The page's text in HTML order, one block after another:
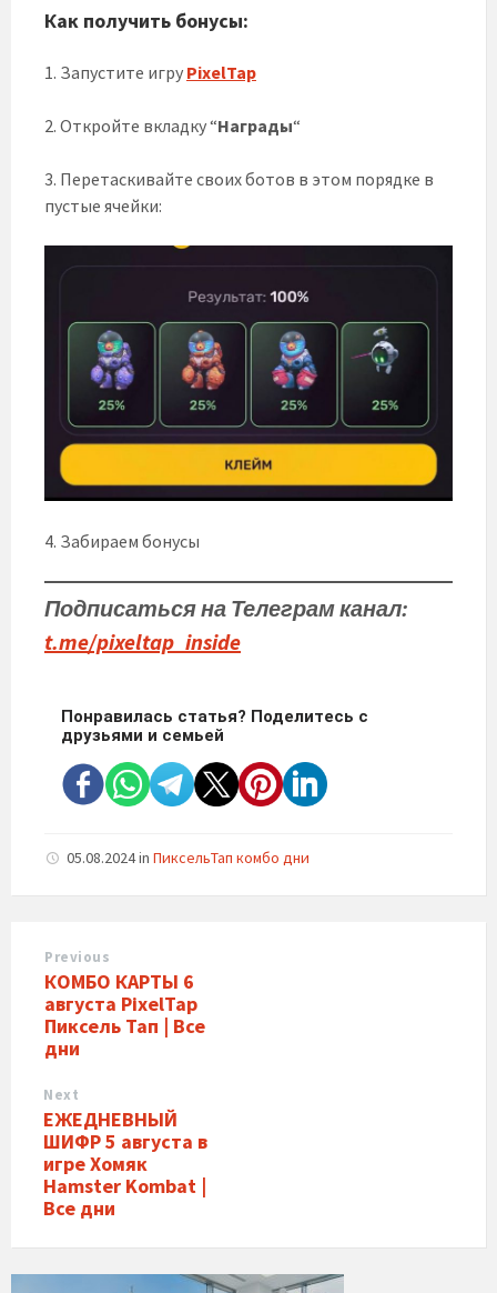
Как получить бонусы:
1. Запустите игру PixelTap
2. Откройте вкладку “Награды“
3. Перетаскивайте своих ботов в этом порядке в
пустые ячейки:
4. Забираем бонусы
Подписаться на Телеграм канал:
t.me/pixeltap_inside
Понравилась статья? Поделитесь с
друзьями и семьей
05.08.2024in ПиксельТап комбо дни
Previous
КОМБО КАРТЫ 6
августа PixelTap
Пиксель Тап | Все
дни
Next
ЕЖЕДНЕВНЫЙ
ШИФР 5 августа в
игре Хомяк
Hamster Kombat |
Все дни